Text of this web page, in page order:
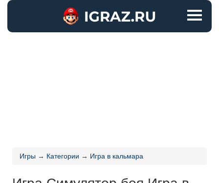
Игры → Категории → Игра в кальмара